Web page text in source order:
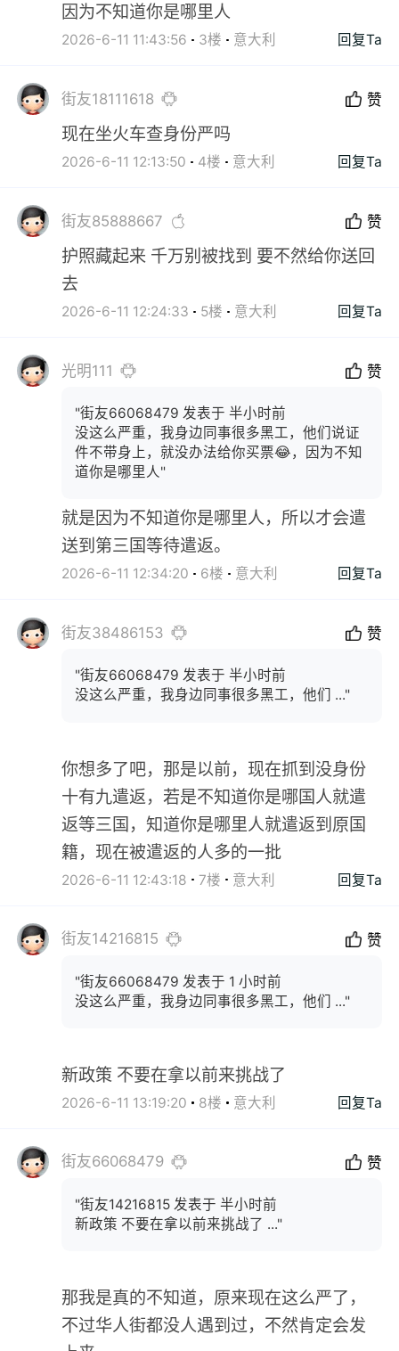
因为不知道你是哪里人
2026-6-11 11:43:56 3楼 意大利 回复Ta
街友18111618 赞
现在坐火车查身份严吗
2026-6-11 12:13:50 4楼 意大利 回复Ta
街友85888667 赞
护照藏起来 千万别被找到 要不然给你送回
去
2026-6-11 12:24:33 5楼 意大利 回复Ta
光明111 赞
"街友66068479 发表于 半小时前
没这么严重，我身边同事很多黑工，他们说证
件不带身上，就没办法给你买票😂，因为不知
道你是哪里人"
就是因为不知道你是哪里人，所以才会遣
送到第三国等待遣返。
2026-6-11 12:34:20 6楼 意大利 回复Ta
街友38486153 赞
"街友66068479 发表于 半小时前
没这么严重，我身边同事很多黑工，他们 ..."
你想多了吧，那是以前，现在抓到没身份
十有九遣返，若是不知道你是哪国人就遣
返等三国，知道你是哪里人就遣返到原国
籍，现在被遣返的人多的一批
2026-6-11 12:43:18 7楼 意大利 回复Ta
街友14216815 赞
"街友66068479 发表于 1 小时前
没这么严重，我身边同事很多黑工，他们 ..."
新政策 不要在拿以前来挑战了
2026-6-11 13:19:20 8楼 意大利 回复Ta
街友66068479 赞
"街友14216815 发表于 半小时前
新政策 不要在拿以前来挑战了 ..."
那我是真的不知道，原来现在这么严了，
不过华人街都没人遇到过，不然肯定会发